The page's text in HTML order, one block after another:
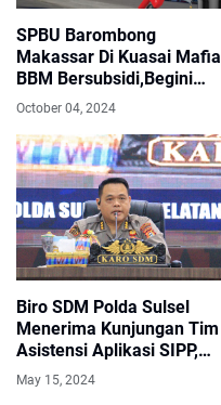
SPBU Barombong
Makassar Di Kuasai Mafia
BBM Bersubsidi,Begini
Kronologisnya
October 04, 2024
Biro SDM Polda Sulsel
Menerima Kunjungan Tim
Asistensi Aplikasi SIPP,
SISDM dan SIP dari SSDM
Polri
May 15, 2024